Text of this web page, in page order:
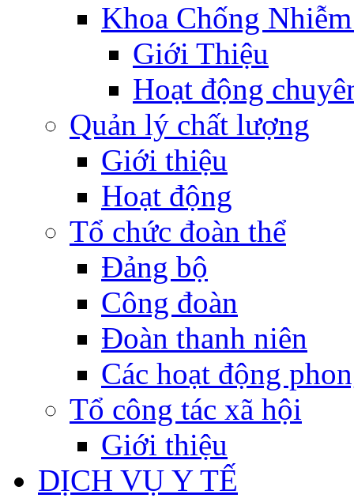
Khoa Chống
Giới Thiệu
Hoạt động
Quản lý chất lượng
Giới thiệu
Hoạt động
Tổ chức đoàn thể
Đảng bộ
Công đoàn
Đoàn thanh niên
Các hoạt động
Tổ công tác xã hội
Giới thiệu
DỊCH VỤ Y TẾ